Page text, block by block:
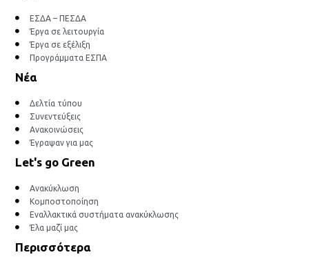
ΕΣΔΑ – ΠΕΣΔΑ
Έργα σε λειτουργία
Έργα σε εξέλιξη
Προγράμματα ΕΣΠΑ
Νέα
Δελτία τύπου
Συνεντεύξεις
Ανακοινώσεις
Έγραψαν για μας
Let's go Green
Ανακύκλωση
Κομποστοποίηση
Εναλλακτικά συστήματα ανακύκλωσης
Έλα μαζί μας
Περισσότερα